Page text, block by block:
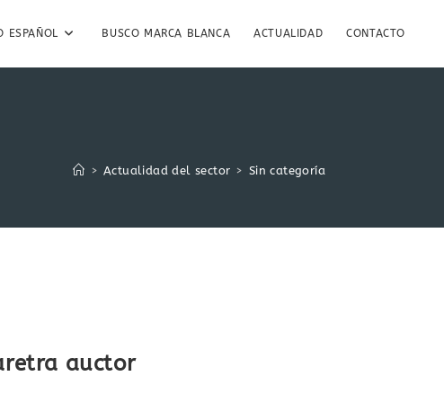
ESPAÑOL BUSCO MARCA BLANCA ACTUALIDAD CONTACTO
> Actualidad del sector > Sin categoría
auctor